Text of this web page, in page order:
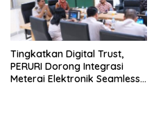
Tingkatkan Digital Trust,
PERURI Dorong Integrasi
Meterai Elektronik Seamless